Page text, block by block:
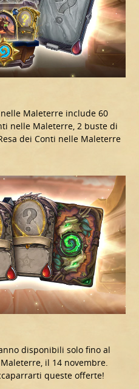
Maleterre include 60
nelle Maleterre, 2 buste di
dei Conti nelle Maleterre
disponibili solo fino al
il 14 novembre.
queste offerte!